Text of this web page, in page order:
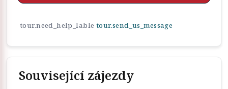
tour.need_help_lable tour.send_us_message
Související zájezdy